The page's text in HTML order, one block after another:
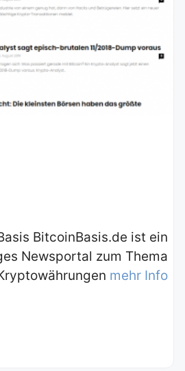
BitcoinBasis.de ist ein
Newsportal zum Thema
mehr Info